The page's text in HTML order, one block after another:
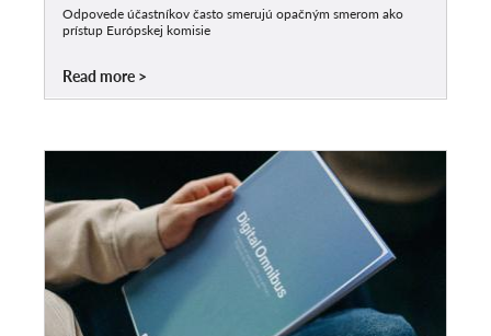
Odpovede účastníkov často smerujú opačným smerom ako
prístup Európskej komisie
Read more